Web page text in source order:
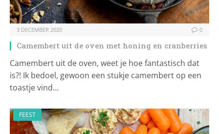
3 DECEMBER 2020 0
Camembert uit de oven met honing en cranberries
Camembert uit de oven, weet je hoe fantastisch dat
is?! Ik bedoel, gewoon een stukje camembert op een
toastje vind…
FEEST